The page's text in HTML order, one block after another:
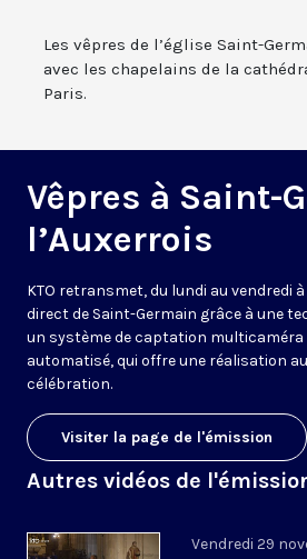
Les vêpres de l’église Saint-
avec les chapelains de la
Paris.
Vêpres à Saint-
l’Auxerrois
KTO retransmet, du lundi au vendredi à
direct de Saint-Germain grâce à une
un système de captation
automatisé, qui offre une réalisation
célébration.
Visiter la page de l'émission
Autres vidéos de
Vendredi 29